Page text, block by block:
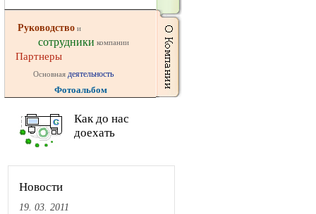
Руководство и
сотрудники компании
Партнеры
Основная деятельность
Фотоальбом
Как до нас
доехать
Новости
19. 03. 2011